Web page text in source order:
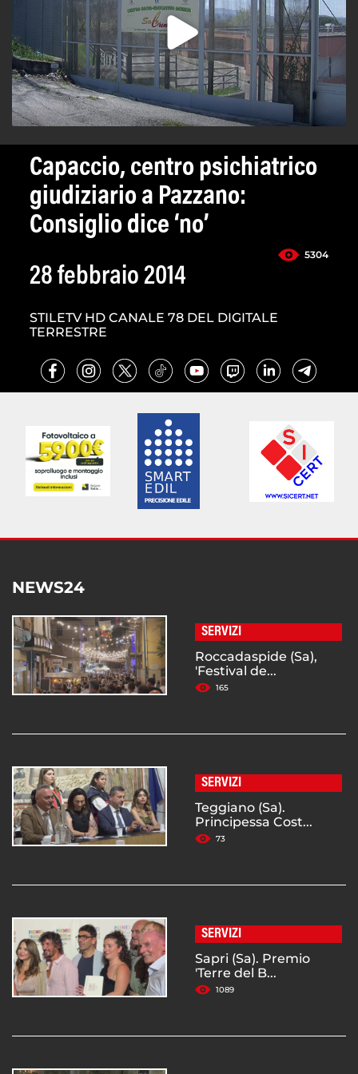
Capaccio, centro psichiatrico
giudiziario a Pazzano:
Consiglio dice ‘no’
5304
28 febbraio 2014
STILETV HD CANALE 78 DEL DIGITALE
TERRESTRE
NEWS24
SERVIZI
Roccadaspide (Sa),
'Festival de...
165
SERVIZI
Teggiano (Sa).
Principessa Cost...
73
SERVIZI
Sapri (Sa). Premio
'Terre del B...
1089